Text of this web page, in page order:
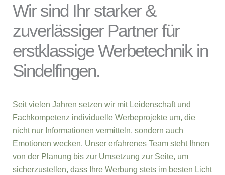
Wir sind Ihr starker &
zuverlässiger Partner für
erstklassige Werbetechnik in
Sindelfingen.
Seit vielen Jahren setzen wir mit Leidenschaft und
Fachkompetenz individuelle Werbeprojekte um, die
nicht nur Informationen vermitteln, sondern auch
Emotionen wecken. Unser erfahrenes Team steht Ihnen
von der Planung bis zur Umsetzung zur Seite, um
sicherzustellen, dass Ihre Werbung stets im besten Licht